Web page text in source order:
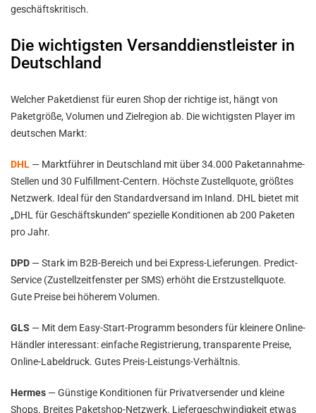
geschäftskritisch.
Die wichtigsten Versanddienstleister in
Deutschland
Welcher Paketdienst für euren Shop der richtige ist, hängt von
Paketgröße, Volumen und Zielregion ab. Die wichtigsten Player im
deutschen Markt:
DHL — Marktführer in Deutschland mit über 34.000 Paketannahme-
Stellen und 30 Fulfillment-Centern. Höchste Zustellquote, größtes
Netzwerk. Ideal für den Standardversand im Inland. DHL bietet mit
„DHL für Geschäftskunden“ spezielle Konditionen ab 200 Paketen
pro Jahr.
DPD — Stark im B2B-Bereich und bei Express-Lieferungen. Predict-
Service (Zustellzeitfenster per SMS) erhöht die Erstzustellquote.
Gute Preise bei höherem Volumen.
GLS — Mit dem Easy-Start-Programm besonders für kleinere Online-
Händler interessant: einfache Registrierung, transparente Preise,
Online-Labeldruck. Gutes Preis-Leistungs-Verhältnis.
Hermes — Günstige Konditionen für Privatversender und kleine
Shops. Breites Paketshop-Netzwerk. Liefergeschwindigkeit etwas